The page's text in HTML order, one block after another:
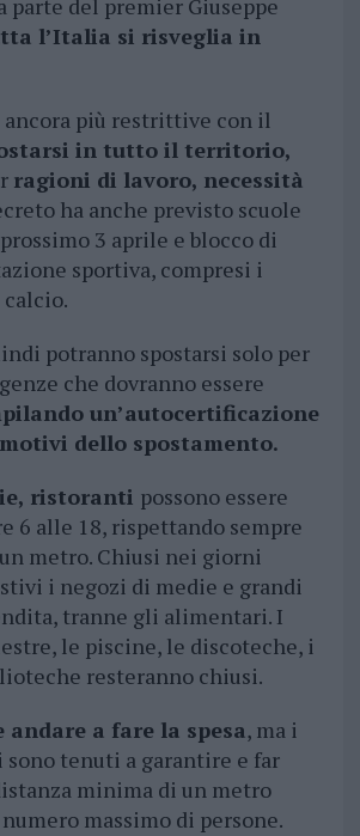
parte del premier Giuseppe
l’Italia si risveglia in
ancora più restrittive con il
in tutto il territorio,
ragioni di lavoro, necessità
ha anche previsto scuole
3 aprile e blocco di
sportiva, compresi i
potranno spostarsi solo per
che dovranno essere
un’autocertificazione
dello spostamento.
ristoranti possono essere
6 alle 18, rispettando sempre
metro. Chiusi nei giorni
i negozi di medie e grandi
tranne gli alimentari. I
le piscine, le discoteche, i
resteranno chiusi.
andare a fare la spesa, ma i
tenuti a garantire e far
minima di un metro
massimo di persone.